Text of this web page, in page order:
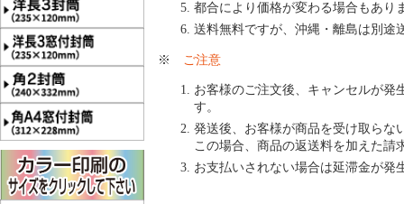
都合により価格が変わる場合もあり
送料無料ですが、沖縄・離島は別途
※ ご注意
お客様のご注文後、キャンセルが発
す。
発送後、お客様が商品を受け取らな
この場合、商品の返送料を加えた請
お支払いされない場合は延滞金が発